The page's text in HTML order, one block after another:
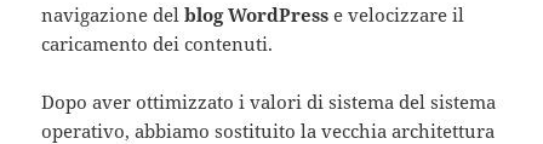
navigazione delblog WordPress e velocizzare il
caricamento dei contenuti.
Dopo aver ottimizzato i valori di sistema del sistema
operativo, abbiamo sostituito la vecchia architettura